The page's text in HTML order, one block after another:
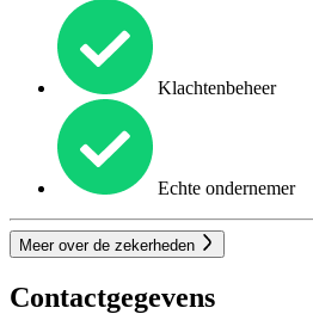
Klachtenbeheer
Echte ondernemer
Meer over de zekerheden
Contactgegevens